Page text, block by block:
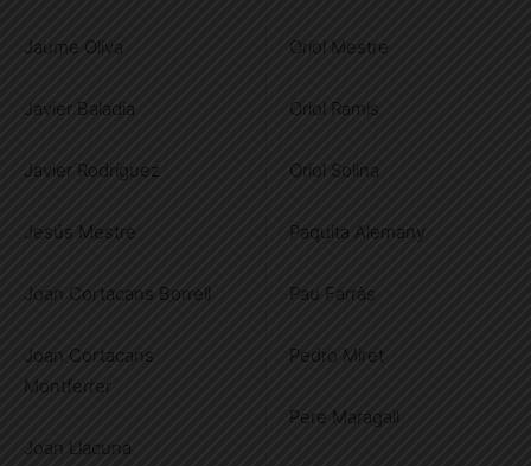
Jaume Oliva
Javier Baladia
Javier Rodríguez
Jesús Mestre
Joan Cortacans Borrell
Joan Cortacans
Montferrer
Joan Llacuna
Oriol Mestre
Oriol Ramis
Oriol Solina
Paquita Alemany
Pau Farràs
Pedro Miret
Pere Maragall